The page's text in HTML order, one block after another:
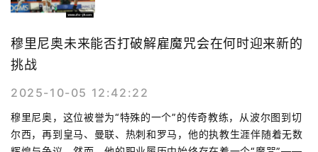
穆里尼奥未来能否打破解雇魔咒会在何时迎来新的
挑战
2025-10-05 12:42:22
穆里尼奥，这位被誉为“特殊的一个”的传奇教练，从波尔图到切
尔西，再到皇马、曼联、热刺和罗马，他的执教生涯伴随着无数